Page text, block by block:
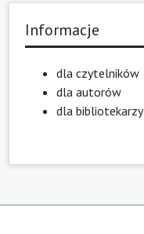
Informacje
dla czytelników
dla autorów
dla bibliotekarzy